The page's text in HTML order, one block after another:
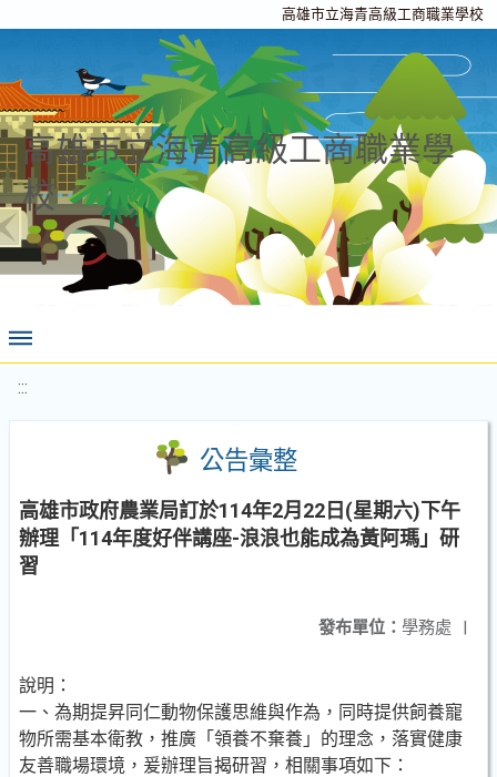
高雄市立海青高級工商職業學校
高雄市立海青高級工商職業學
校
:::
公告彙整
高雄市政府農業局訂於114年2月22日(星期六)下午
辦理「114年度好伴講座-浪浪也能成為黃阿瑪」研
習
發布單位： 學務處 |
說明：
一、為期提昇同仁動物保護思維與作為，同時提供飼養寵
物所需基本衛教，推廣「領養不棄養」的理念，落實健康
友善職場環境，爰辦理旨揭研習，相關事項如下：